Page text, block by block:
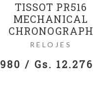
TISSOT PR516
MECHANICAL
CHRONOGRAPH
RELOJES
/ Gs.